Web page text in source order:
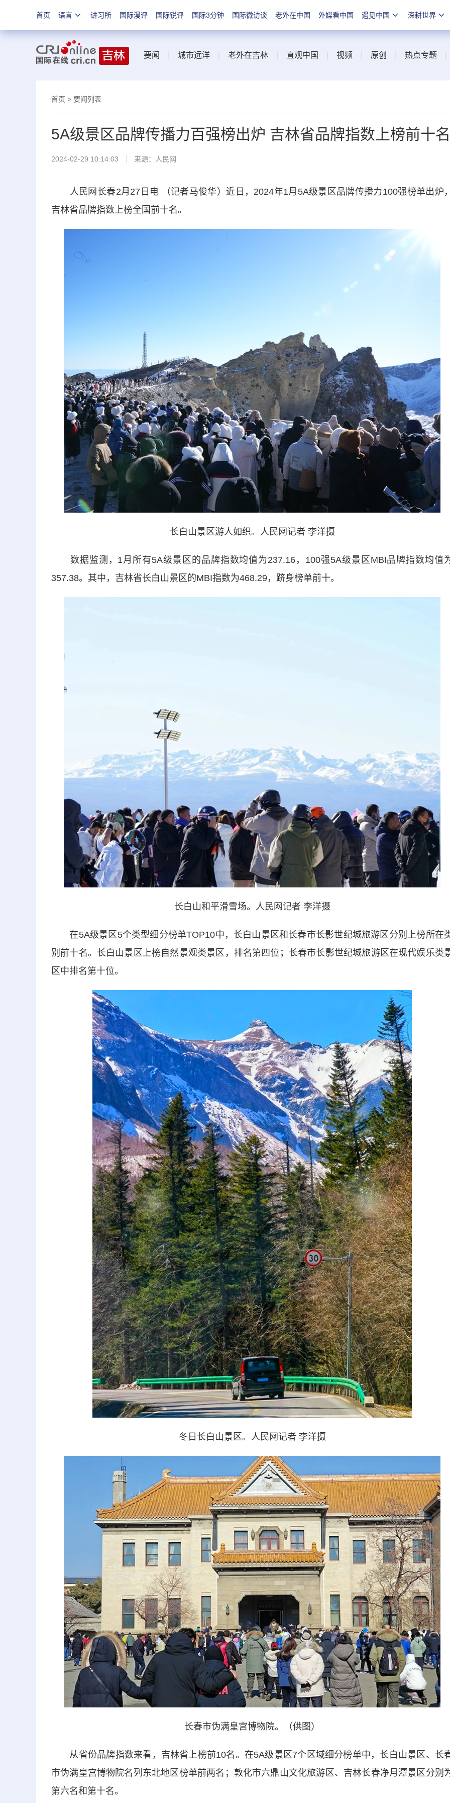
首页 语言 讲习所 国际漫评 国际锐评 国际3分钟 国际微访谈 老外在中国 外媒看中国 遇见中国 深耕世界
要闻 城市远洋 老外在吉林 直观中国 视频 原创 热点专题
首页 > 要闻列表
5A级景区品牌传播力百强榜出炉 吉林省品牌指数上榜前十名
2024-02-29 10:14:03 来源： 人民网
人民网长春2月27日电 （记者马俊华）近日，2024年1月5A级景区品牌传播力100强榜单出炉
吉林省品牌指数上榜全国前十名。
长白山景区游人如织。人民网记者 李洋摄
数据监测，1月所有5A级景区的品牌指数均值为237.16，100强5A级景区MBI品牌指数均值
357.38。其中，吉林省长白山景区的MBI指数为468.29，跻身榜单前十。
长白山和平滑雪场。人民网记者 李洋摄
在5A级景区5个类型细分榜单TOP10中，长白山景区和长春市长影世纪城旅游区分别上榜所在
别前十名。长白山景区上榜自然景观类景区，排名第四位；长春市长影世纪城旅游区在现代娱乐类
区中排名第十位。
冬日长白山景区。人民网记者 李洋摄
长春市伪满皇宫博物院。（供图）
从省份品牌指数来看，吉林省上榜前10名。在5A级景区7个区域细分榜单中，长白山景区、长
市伪满皇宫博物院名列东北地区榜单前两名；敦化市六鼎山文化旅游区、吉林长春净月潭景区分别
第六名和第十名。